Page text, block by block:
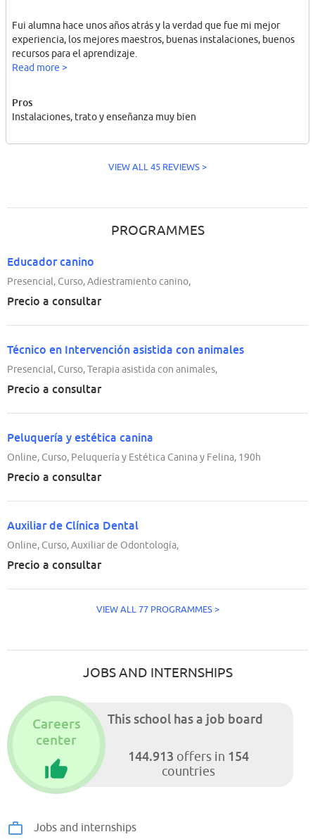
Fui alumna hace unos años atrás y la verdad que fue mi mejor
experiencia, los mejores maestros, buenas instalaciones, buenos
recursos para el aprendizaje.
Read more >
Pros
Instalaciones, trato y enseñanza muy bien
VIEW ALL 45 REVIEWS >
PROGRAMMES
Educador canino
Presencial, Curso, Adiestramiento canino,
Precio a consultar
Técnico en Intervención asistida con animales
Presencial, Curso, Terapia asistida con animales,
Precio a consultar
Peluquería y estética canina
Online, Curso, Peluquería y Estética Canina y Felina, 190h
Precio a consultar
Auxiliar de Clínica Dental
Online, Curso, Auxiliar de Odontología,
Precio a consultar
VIEW ALL 77 PROGRAMMES >
JOBS AND INTERNSHIPS
This school has a job board
144.913 offers in 154
countries
Careers
center
Jobs and internships